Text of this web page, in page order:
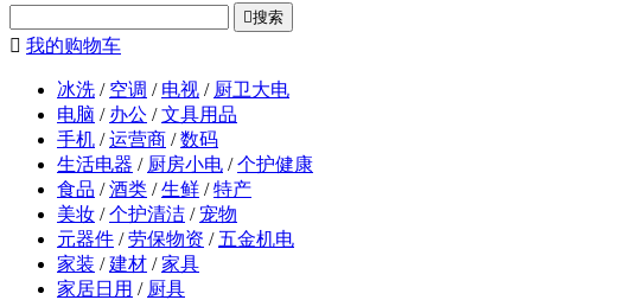
搜索
 我的购物车
冰洗 / 空调 / 电视 / 厨卫大电
电脑 / 办公 / 文具用品
手机 / 运营商 / 数码
生活电器 / 厨房小电 / 个护健康
食品 / 酒类 / 生鲜 / 特产
美妆 / 个护清洁 / 宠物
元器件 / 劳保物资 / 五金机电
家装 / 建材 / 家具
家居日用 / 厨具